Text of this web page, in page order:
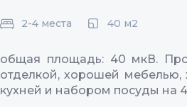
2-4 места 40 м2
общая площадь: 40 мкВ.
отделкой, хорошей
кухней и набором посуды на